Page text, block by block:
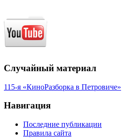
Случайный материал
115-я «КиноРазборка в Петровиче»
Навигация
Последние публикации
Правила сайта